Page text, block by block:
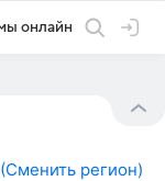
онлайн
(Сменить регион)